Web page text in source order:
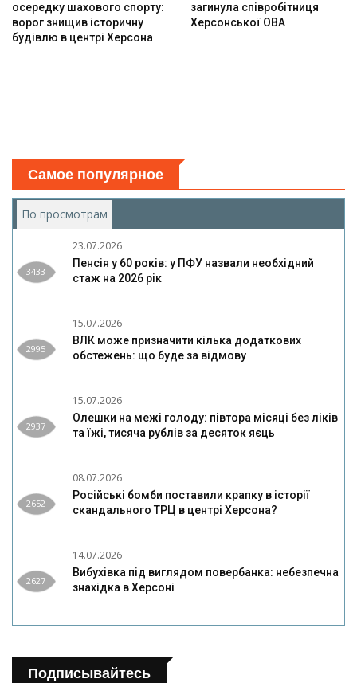
осередку шахового спорту:
ворог знищив історичну
будівлю в центрі Херсона
загинула співробітниця
Херсонської ОВА
Самое популярное
По просмотрам
3433
23.07.2026
Пенсія у 60 років: у ПФУ назвали необхідний
стаж на 2026 рік
2995
15.07.2026
ВЛК може призначити кілька додаткових
обстежень: що буде за відмову
2937
15.07.2026
Олешки на межі голоду: півтора місяці без ліків
та їжі, тисяча рублів за десяток яєць
2652
08.07.2026
Російські бомби поставили крапку в історії
скандального ТРЦ в центрі Херсона?
2627
14.07.2026
Вибухівка під виглядом повербанка: небезпечна
знахідка в Херсоні
Подписывайтесь